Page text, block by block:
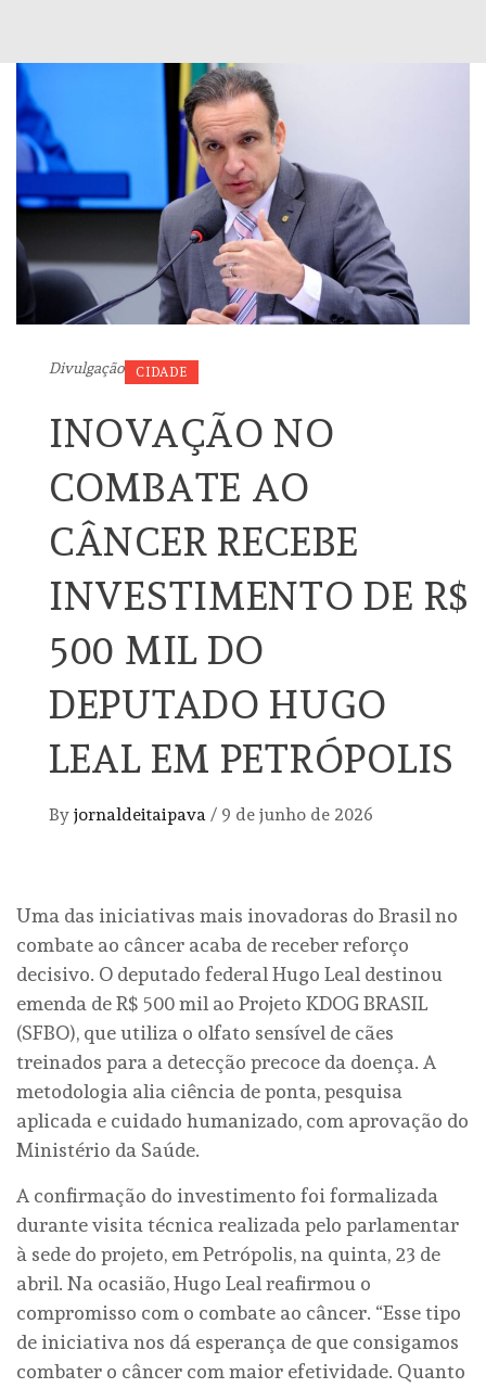
Divulgação CIDADE
INOVAÇÃO NO
COMBATE AO
CÂNCER RECEBE
INVESTIMENTO DE R$
500 MIL DO
DEPUTADO HUGO
LEAL EM PETRÓPOLIS
By jornaldeitaipava / 9 de junho de 2026
Uma das iniciativas mais inovadoras do Brasil no
combate ao câncer acaba de receber reforço
decisivo. O deputado federal Hugo Leal destinou
emenda de R$ 500 mil ao Projeto KDOG BRASIL
(SFBO), que utiliza o olfato sensível de cães
treinados para a detecção precoce da doença. A
metodologia alia ciência de ponta, pesquisa
aplicada e cuidado humanizado, com aprovação do
Ministério da Saúde.
A confirmação do investimento foi formalizada
durante visita técnica realizada pelo parlamentar
à sede do projeto, em Petrópolis, na quinta, 23 de
abril. Na ocasião, Hugo Leal reafirmou o
compromisso com o combate ao câncer. “Esse tipo
de iniciativa nos dá esperança de que consigamos
combater o câncer com maior efetividade. Quanto